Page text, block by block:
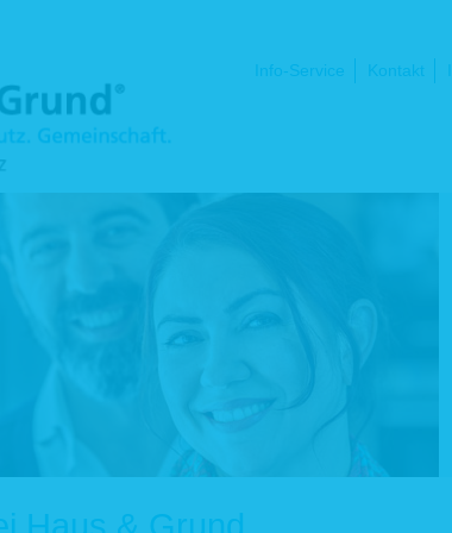
Navigation
Info-Service Kontakt